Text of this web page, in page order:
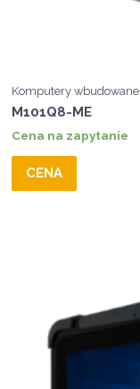
Komputery wbudowane
M101Q8-ME
Cena na zapytanie
CENA